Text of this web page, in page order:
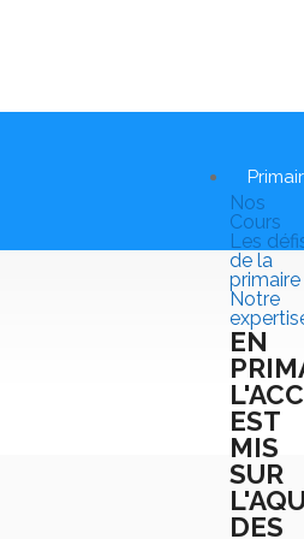
Nos
Cours
Les
de la
primaire
Notre
EN
EST
MIS
SUR
DES